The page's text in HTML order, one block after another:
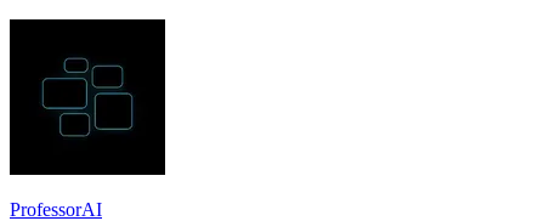
ProfessorAI